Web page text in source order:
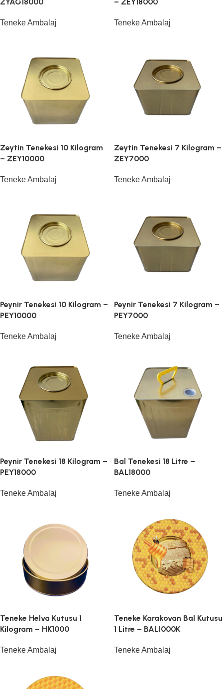
Teneke Ambalaj Teneke Ambalaj
Zeytin Tenekesi 10 Kilogram
– ZEY10000
Teneke Ambalaj
Zeytin Tenekesi 7 Kilogram –
ZEY7000
Teneke Ambalaj
Peynir Tenekesi 10 Kilogram –
PEY10000
Teneke Ambalaj
Peynir Tenekesi 7 Kilogram –
PEY7000
Teneke Ambalaj
Peynir Tenekesi 18 Kilogram –
PEY18000
Teneke Ambalaj
Bal Tenekesi 18 Litre –
BAL18000
Teneke Ambalaj
Teneke Helva Kutusu 1
Kilogram – HK1000
Teneke Ambalaj
Teneke Karakovan Bal Kutusu
1 Litre – BAL1000K
Teneke Ambalaj